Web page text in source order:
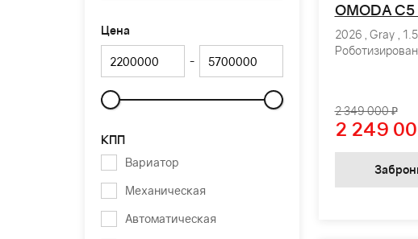
Цена
-
КПП
Вариатор
Механическая
Автоматическая
OMODA C5
2026 , Gray , 1.5
2 349 000 ₽
2 249